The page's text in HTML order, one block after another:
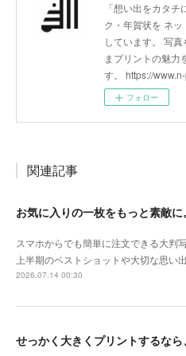
「想い出をカタ
ク・年賀状を ネ
しています。 写
まプリントの魅力
す。 https://
フォロー
関連記事
スマホからでも簡単に注文できる大判
上半期のベストショットや大切な思い
2026.07.14 00:30